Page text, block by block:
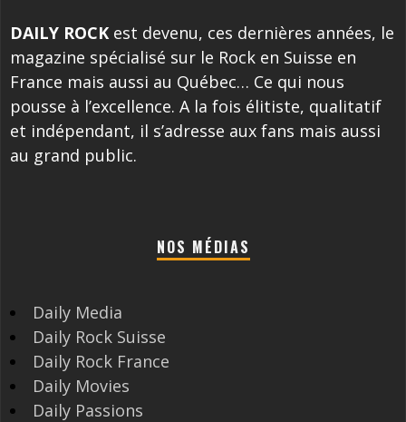
DAILY ROCK est devenu, ces dernières années, le
magazine spécialisé sur le Rock en Suisse en
France mais aussi au Québec… Ce qui nous
pousse à l’excellence. A la fois élitiste, qualitatif
et indépendant, il s’adresse aux fans mais aussi
au grand public.
NOS MÉDIAS
Daily Media
Daily Rock Suisse
Daily Rock France
Daily Movies
Daily Passions